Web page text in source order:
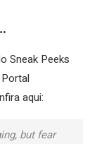
Sneak Peeks
aqui:
but fear